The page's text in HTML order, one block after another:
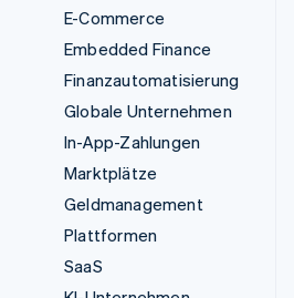
E-Commerce
Embedded Finance
Finanzautomatisierung
Globale Unternehmen
In-App-Zahlungen
Marktplätze
Geldmanagement
Plattformen
SaaS